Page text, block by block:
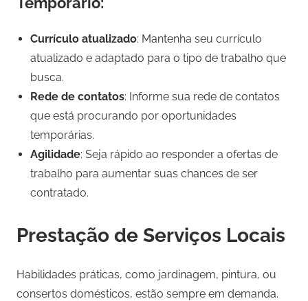
Currículo atualizado: Mantenha seu currículo
atualizado e adaptado para o tipo de trabalho que
busca.
Rede de contatos: Informe sua rede de contatos
que está procurando por oportunidades
temporárias.
Agilidade: Seja rápido ao responder a ofertas de
trabalho para aumentar suas chances de ser
contratado.
Prestação de Serviços Locais
Habilidades práticas, como jardinagem, pintura, ou
consertos domésticos, estão sempre em demanda.